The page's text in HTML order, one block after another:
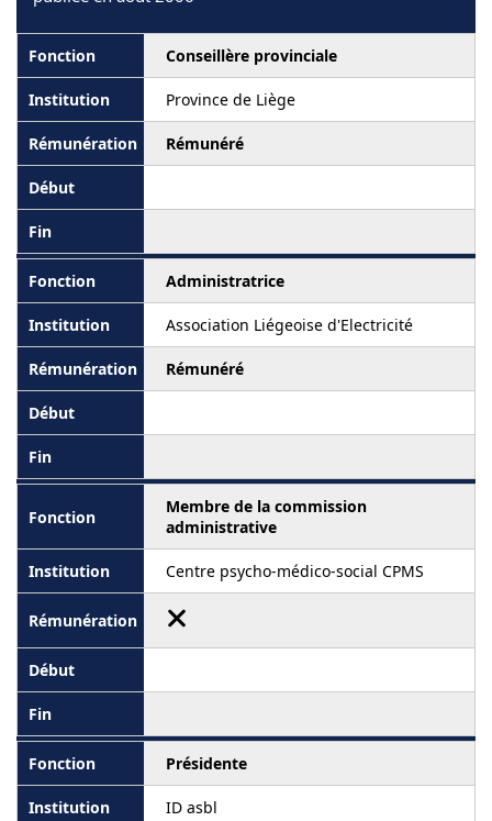
Conseillère provinciale
Province de Liège
Rémunéré
Administratrice
Association Liégeoise d'Electricité
Rémunéré
Membre de la commission
administrative
Centre psycho-médico-social CPMS
Présidente
ID asbl